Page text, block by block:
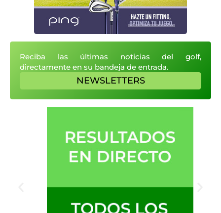
Reciba las últimas noticias del golf,
directamente en su bandeja de entrada.
NEWSLETTERS